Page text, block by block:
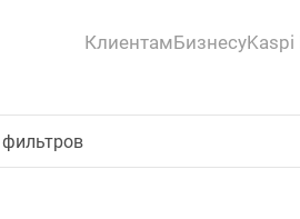
КлиентамБизнесуKaspi